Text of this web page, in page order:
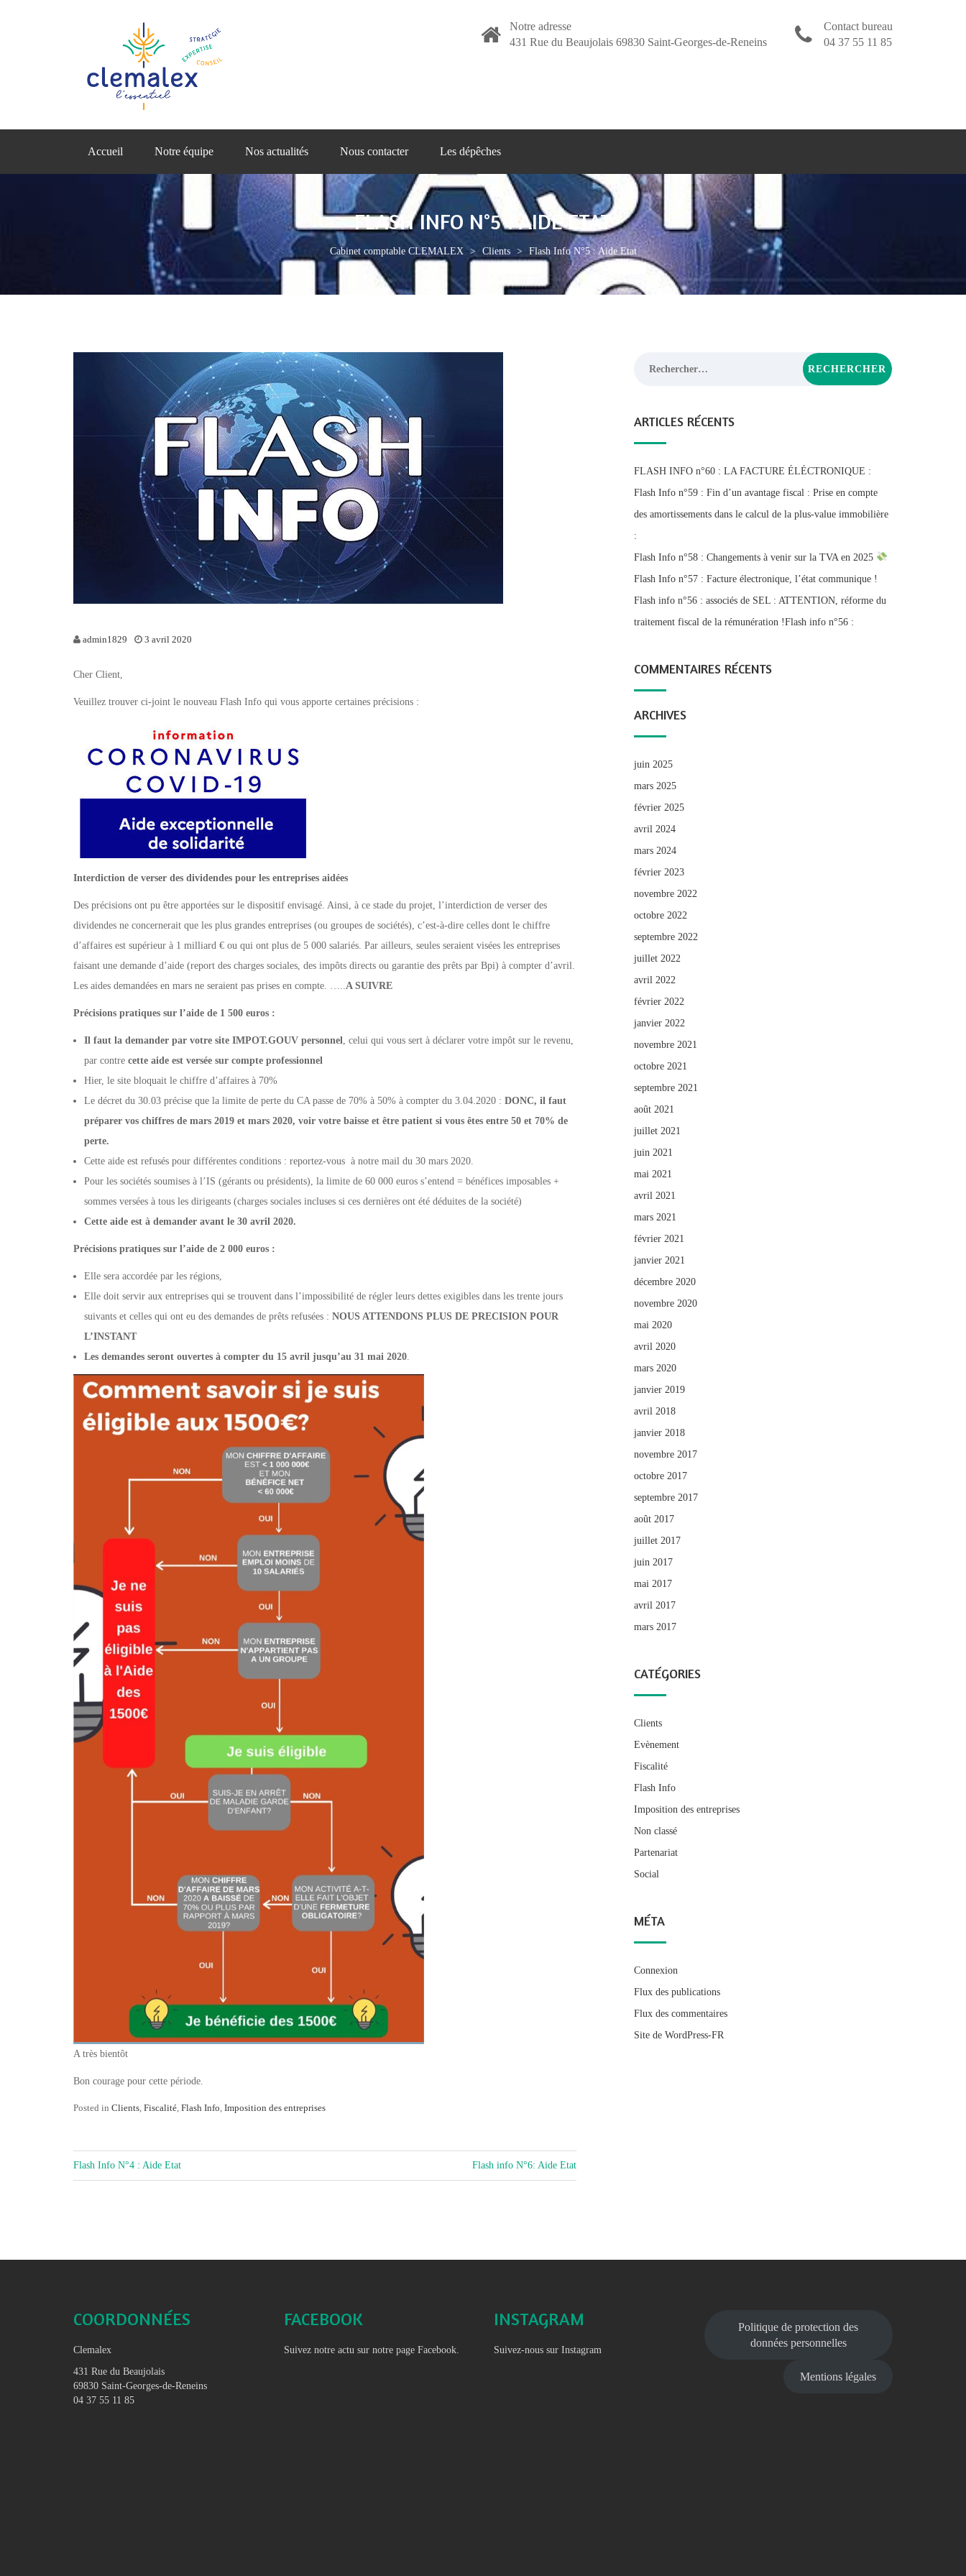
Notre adresse
431 Rue du Beaujolais 69830 Saint-Georges-de-Reneins
Contact bureau
04 37 55 11 85
Accueil Notre équipe Nos actualités Nous contacter Les dépêches
FLASH INFO N°5 : AIDE ETAT
Cabinet comptable CLEMALEX > Clients > Flash Info N°5 : Aide Etat
admin1829 3 avril 2020
Cher Client,
Veuillez trouver ci-joint le nouveau Flash Info qui vous apporte certaines précisions :
Interdiction de verser des dividendes pour les entreprises aidées
Des précisions ont pu être apportées sur le dispositif envisagé. Ainsi, à ce stade du projet, l’interdiction de verser des
dividendes ne concernerait que les plus grandes entreprises (ou groupes de sociétés), c’est-à-dire celles dont le chiffre
d’affaires est supérieur à 1 milliard € ou qui ont plus de 5 000 salariés. Par ailleurs, seules seraient visées les entreprises
faisant une demande d’aide (report des charges sociales, des impôts directs ou garantie des prêts par Bpi) à compter d’avril.
Les aides demandées en mars ne seraient pas prises en compte. …..A SUIVRE
Précisions pratiques sur l’aide de 1 500 euros :
Il faut la demander par votre site IMPOT.GOUV personnel, celui qui vous sert à déclarer votre impôt sur le revenu,
par contre cette aide est versée sur compte professionnel
Hier, le site bloquait le chiffre d’affaires à 70%
Le décret du 30.03 précise que la limite de perte du CA passe de 70% à 50% à compter du 3.04.2020 : DONC, il faut
préparer vos chiffres de mars 2019 et mars 2020, voir votre baisse et être patient si vous êtes entre 50 et 70% de
perte.
Cette aide est refusés pour différentes conditions : reportez-vous à notre mail du 30 mars 2020.
Pour les sociétés soumises à l’IS (gérants ou présidents), la limite de 60 000 euros s’entend = bénéfices imposables +
sommes versées à tous les dirigeants (charges sociales incluses si ces dernières ont été déduites de la société)
Cette aide est à demander avant le 30 avril 2020.
Précisions pratiques sur l’aide de 2 000 euros :
Elle sera accordée par les régions,
Elle doit servir aux entreprises qui se trouvent dans l’impossibilité de régler leurs dettes exigibles dans les trente jours
suivants et celles qui ont eu des demandes de prêts refusées : NOUS ATTENDONS PLUS DE PRECISION POUR
L’INSTANT
Les demandes seront ouvertes à compter du 15 avril jusqu’au 31 mai 2020.
A très bientôt
Bon courage pour cette période.
Posted in Clients, Fiscalité, Flash Info, Imposition des entreprises
NAVIGATION
DE
Flash Info N°4 : Aide Etat Flash info N°6: Aide Etat
ARTICLES RÉCENTS
FLASH INFO n°60 : LA FACTURE ÉLÉCTRONIQUE :
Flash Info n°59 : Fin d’un avantage fiscal : Prise en compte
des amortissements dans le calcul de la plus-value immobilière
:
Flash Info n°58 : Changements à venir sur la TVA en 2025
Flash Info n°57 : Facture électronique, l’état communique !
Flash info n°56 : associés de SEL : ATTENTION, réforme du
traitement fiscal de la rémunération !Flash info n°56 :
COMMENTAIRES RÉCENTS
ARCHIVES
juin 2025
mars 2025
février 2025
avril 2024
mars 2024
février 2023
novembre 2022
octobre 2022
septembre 2022
juillet 2022
avril 2022
février 2022
janvier 2022
novembre 2021
octobre 2021
septembre 2021
août 2021
juillet 2021
juin 2021
mai 2021
avril 2021
mars 2021
février 2021
janvier 2021
décembre 2020
novembre 2020
mai 2020
avril 2020
mars 2020
janvier 2019
avril 2018
janvier 2018
novembre 2017
octobre 2017
septembre 2017
août 2017
juillet 2017
juin 2017
mai 2017
avril 2017
mars 2017
CATÉGORIES
Clients
Evènement
Fiscalité
Flash Info
Imposition des entreprises
Non classé
Partenariat
Social
MÉTA
Connexion
Flux des publications
Flux des commentaires
Site de WordPress-FR
COORDONNÉES
Clemalex
431 Rue du Beaujolais
69830 Saint-Georges-de-Reneins
04 37 55 11 85
FACEBOOK
Suivez notre actu sur notre page Facebook.
INSTAGRAM
Suivez-nous sur Instagram
Politique de protection des
données personnelles
Mentions légales